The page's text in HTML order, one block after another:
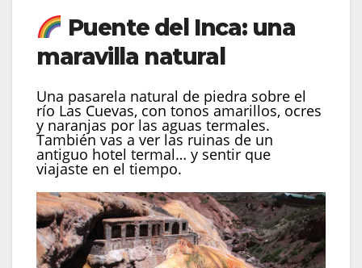
Puente del Inca: una
maravilla natural
Una pasarela natural de piedra sobre el
río Las Cuevas, con tonos amarillos, ocres
y naranjas por las aguas termales.
También vas a ver las ruinas de un
antiguo hotel termal… y sentir que
viajaste en el tiempo.